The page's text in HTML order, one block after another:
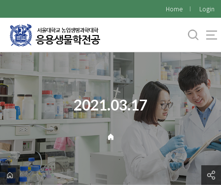
로
메
뉴
Home Login
2021.03.17